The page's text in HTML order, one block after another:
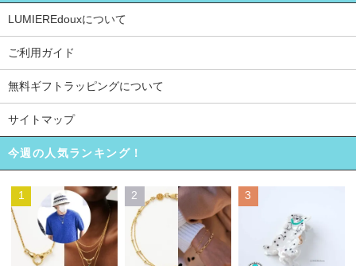
LUMIEREdouxについて
ご利用ガイド
無料ギフトラッピングについて
サイトマップ
今週の人気ランキング！
1 2 3